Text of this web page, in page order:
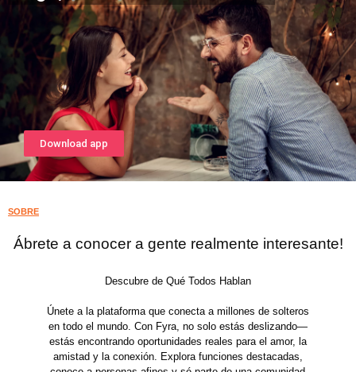
Download app
SOBRE
Ábrete a conocer a gente realmente interesante!
Descubre de Qué Todos Hablan
Únete a la plataforma que conecta a millones de solteros
en todo el mundo. Con Fyra, no solo estás deslizando—
estás encontrando oportunidades reales para el amor, la
amistad y la conexión. Explora funciones destacadas,